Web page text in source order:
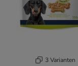
3 Varianten